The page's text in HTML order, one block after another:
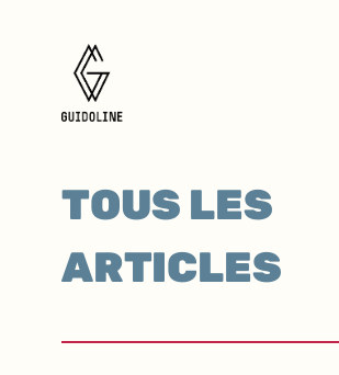
TOUS LES
ARTICLES